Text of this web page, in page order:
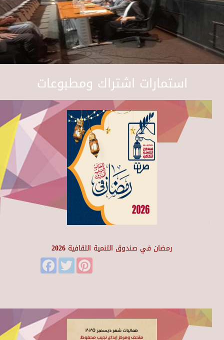
استمارات اشتراك ومطبوعات
رمضان في صندوق التنمية الثقافية 2026
FacebookTwitter